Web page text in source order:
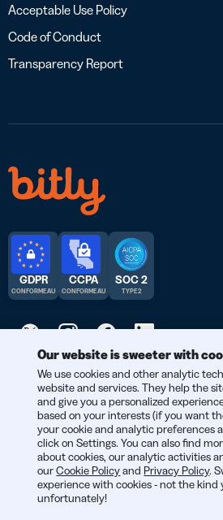
Acceptable Use Policy
Code of Conduct
Transparency Report
© 2026 Bitly | Fait avec soin à New
dans le monde.
GDPR
CONFORME AU
CCPA
CONFORME AU
SOC 2
TYPE 2
Our website is sweeter with
We use cookies and other analytic
website and services. They help the
and give you a personalized
based on your interests (if you want
your cookie and analytic preferences
click on Settings. You can also find
about cookies, our analytic activities
ourCookie Policyand Privacy Policy.
experience with cookies - not the kind
unfortunately!